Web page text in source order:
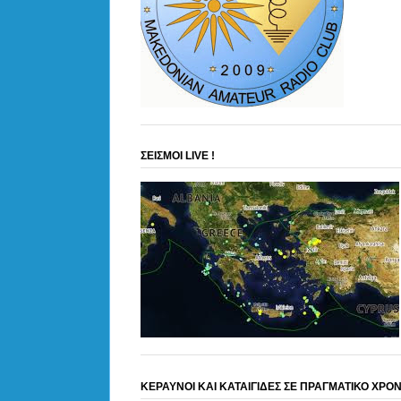
ΣΕΙΣΜΟΙ LIVE !
ΚΕΡΑΥΝΟΙ ΚΑΙ ΚΑΤΑΙΓΙΔΕΣ ΣΕ ΠΡΑΓΜΑΤΙΚΟ